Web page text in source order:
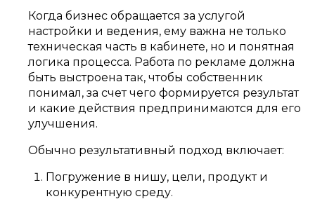
Когда бизнес обращается за услугой
настройки и ведения, ему важна не только
техническая часть в кабинете, но и понятная
логика процесса. Работа по рекламе должна
быть выстроена так, чтобы собственник
понимал, за счет чего формируется результат
и какие действия предпринимаются для его
улучшения.
Обычно результативный подход включает:
Погружение в нишу, цели, продукт и
конкурентную среду.